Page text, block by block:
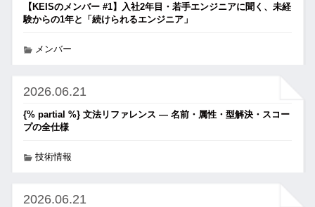
【KEISのメンバー #1】入社2年目・若手エンジニアに聞く、未経
験からの1年と「続けられるエンジニア」
メンバー
2026.06.21
{% partial %} 文法リファレンス ― 名前・属性・型解決・スコー
プの全仕様
技術情報
2026.06.21